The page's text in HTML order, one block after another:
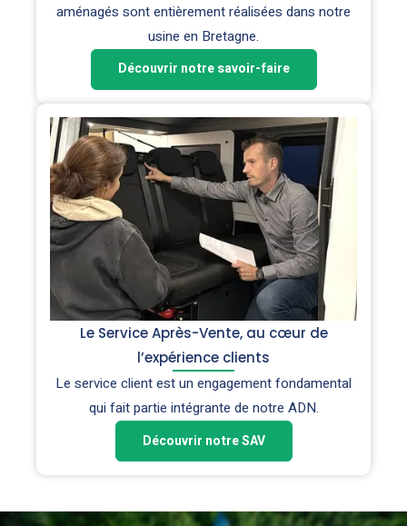
aménagés sont entièrement réalisées dans notre
usine en Bretagne.
Découvrir notre savoir-faire
Le Service Après-Vente, au cœur de
l’expérience clients
Le service client est un engagement fondamental
qui fait partie intégrante de notre ADN.
Découvrir notre SAV